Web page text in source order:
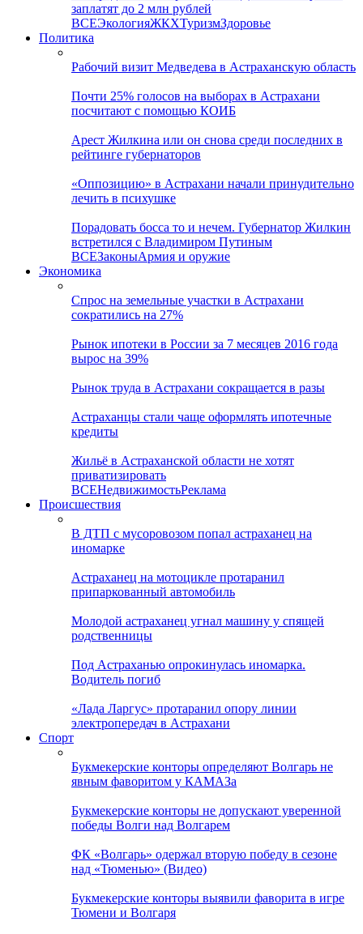
заплатят до 2 млн рублей
ВСЕЭкологияЖКХТуризмЗдоровье
Политика
Рабочий визит Медведева в Астраханскую область
Почти 25% голосов на выборах в Астрахани
посчитают с помощью КОИБ
Арест Жилкина или он снова среди последних в
рейтинге губернаторов
«Оппозицию» в Астрахани начали принудительно
лечить в психушке
Порадовать босса то и нечем. Губернатор Жилкин
встретился с Владимиром Путиным
ВСЕЗаконыАрмия и оружие
Экономика
Спрос на земельные участки в Астрахани
сократились на 27%
Рынок ипотеки в России за 7 месяцев 2016 года
вырос на 39%
Рынок труда в Астрахани сокращается в разы
Астраханцы стали чаще оформлять ипотечные
кредиты
Жильё в Астраханской области не хотят
приватизировать
ВСЕНедвижимостьРеклама
Происшествия
В ДТП с мусоровозом попал астраханец на
иномарке
Астраханец на мотоцикле протаранил
припаркованный автомобиль
Молодой астраханец угнал машину у спящей
родственницы
Под Астраханью опрокинулась иномарка.
Водитель погиб
«Лада Ларгус» протаранил опору линии
электропередач в Астрахани
Спорт
Букмекерские конторы определяют Волгарь не
явным фаворитом у КАМАЗа
Букмекерские конторы не допускают уверенной
победы Волги над Волгарем
ФК «Волгарь» одержал вторую победу в сезоне
над «Тюменью» (Видео)
Букмекерские конторы выявили фаворита в игре
Тюмени и Волгаря